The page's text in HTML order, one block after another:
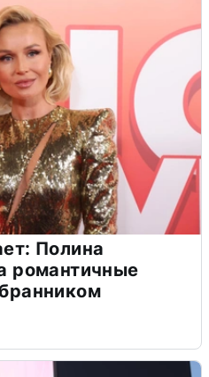
Полина
романтичные